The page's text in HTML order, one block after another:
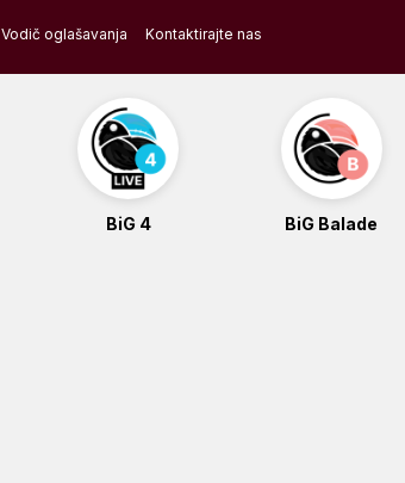
Vodič oglašavanja Kontaktirajte nas
BiG 4 BiG Balade